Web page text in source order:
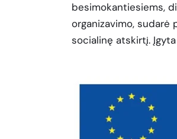
besimokantiesiems,
organizavimo,
socialinę atskirtį.